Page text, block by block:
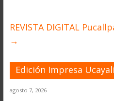
REVISTA DIGITAL
→
Edición Impresa Ucayali
agosto 7, 2026